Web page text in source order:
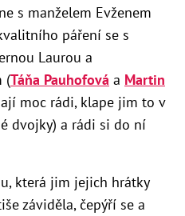
s manželem Evženem
páření se s
Laurou a
(Táňa Pauhofová a Martin
moc rádi, klape jim to v
dvojky) a rádi si do ní
která jim jejich hrátky
záviděla, čepýří se a